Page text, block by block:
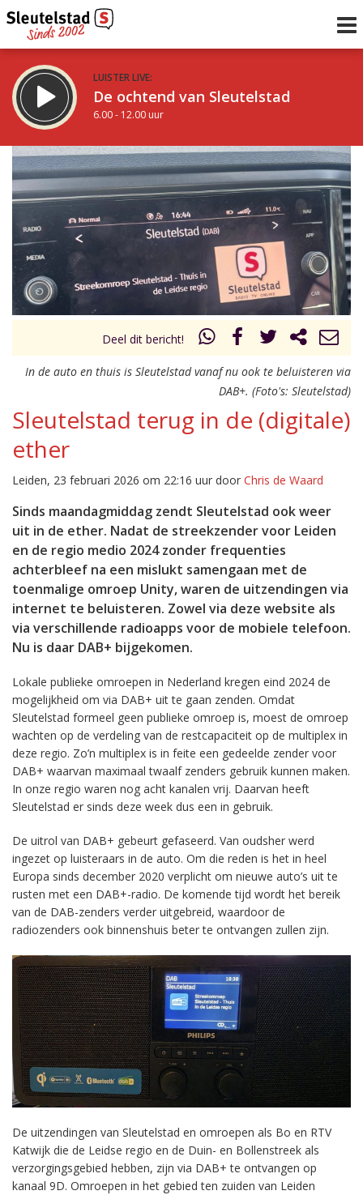
LUISTER LIVE:
De ochtend van Sleutelstad
6.00 - 12.00 uur
STRAKS:
De middag van Sleutelstad
12.00 - 19.00 uur
Vorig uur
uur 1 van 0 Volgend uur
Deel dit bericht!
In de auto en thuis is Sleutelstad vanaf nu ook te beluisteren via
DAB+. (Foto's: Sleutelstad)
Sleutelstad terug in de (digitale)
ether
Leiden, 23 februari 2026 om 22:16 uur door Chris de Waard
Sinds maandagmiddag zendt Sleutelstad ook weer
uit in de ether. Nadat de streekzender voor Leiden
en de regio medio 2024 zonder frequenties
achterbleef na een mislukt samengaan met de
toenmalige omroep Unity, waren de uitzendingen via
internet te beluisteren. Zowel via deze website als
via verschillende radioapps voor de mobiele telefoon.
Nu is daar DAB+ bijgekomen.
Lokale publieke omroepen in Nederland kregen eind 2024 de
mogelijkheid om via DAB+ uit te gaan zenden. Omdat
Sleutelstad formeel geen publieke omroep is, moest de omroep
wachten op de verdeling van de restcapaciteit op de multiplex in
deze regio. Zo’n multiplex is in feite een gedeelde zender voor
DAB+ waarvan maximaal twaalf zenders gebruik kunnen maken.
In onze regio waren nog acht kanalen vrij. Daarvan heeft
Sleutelstad er sinds deze week dus een in gebruik.
De uitrol van DAB+ gebeurt gefaseerd. Van oudsher werd
ingezet op luisteraars in de auto. Om die reden is het in heel
Europa sinds december 2020 verplicht om nieuwe auto’s uit te
rusten met een DAB+-radio. De komende tijd wordt het bereik
van de DAB-zenders verder uitgebreid, waardoor de
radiozenders ook binnenshuis beter te ontvangen zullen zijn.
De uitzendingen van Sleutelstad en omroepen als Bo en RTV
Katwijk die de Leidse regio en de Duin- en Bollenstreek als
verzorgingsgebied hebben, zijn via DAB+ te ontvangen op
kanaal 9D. Omroepen in het gebied ten zuiden van Leiden